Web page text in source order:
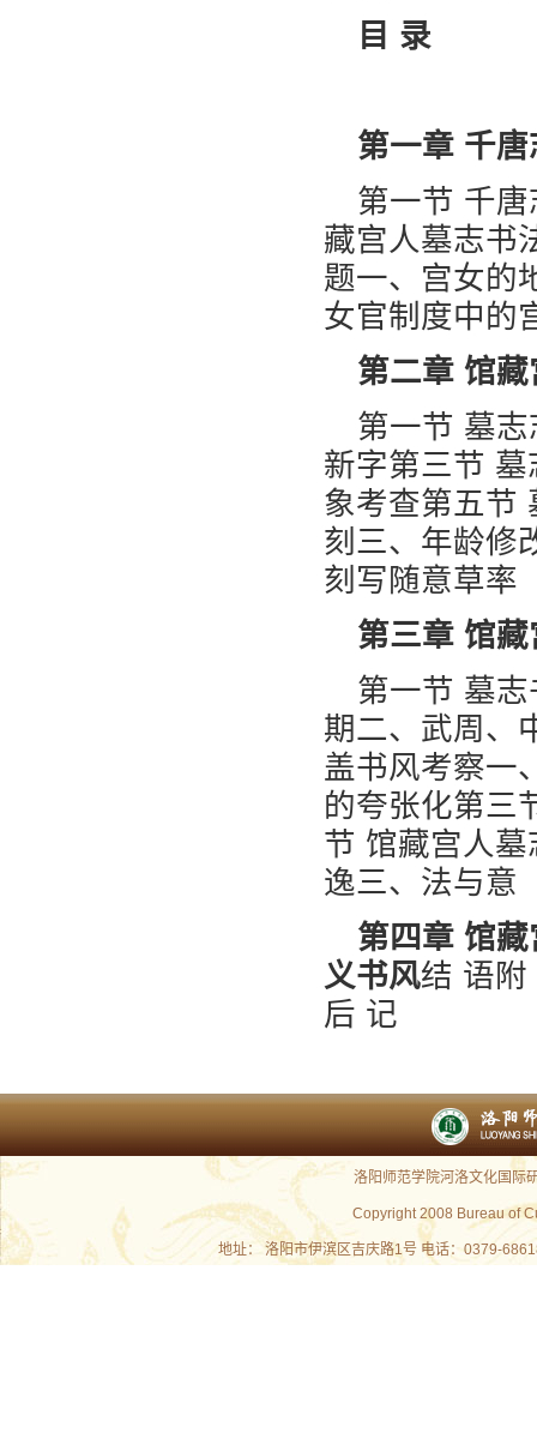
目 录
第一章 千
第一节 千
藏宫人墓志书
题一、宫女的
女官制度中的
第二章 馆
第一节 墓
新字第三节
象考查第五节
刻三、年龄修
刻写随意草率
第三章 馆
第一节 墓
期二、武周、
盖书风考察一
的夸张化第三
节 馆藏宫人
逸三、法与意
第四章 馆
义书风结 语附
后 记
洛阳师范学院河洛文化国
Copyright 2008 Bureau of
地址： 洛阳市伊滨区吉庆路1号 电话：0379-